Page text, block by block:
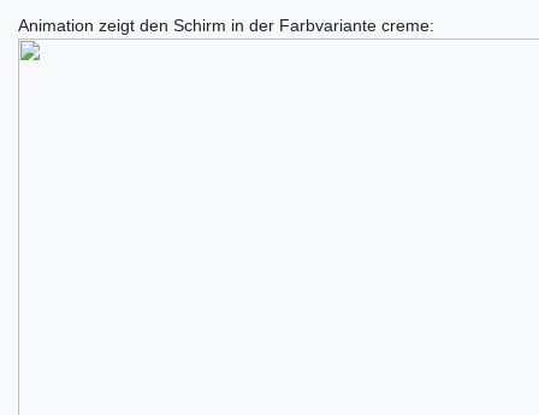
Animation zeigt den Schirm in der Farbvariante creme: